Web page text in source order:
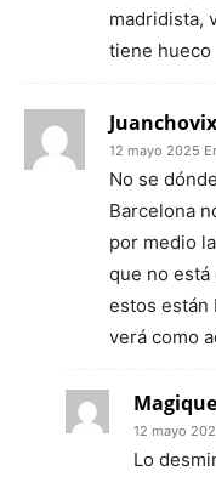
madridista,
tiene hueco
Juanchovix
12 mayo 2025
No se
Barcelona
por medio
que no está
estos están
verá como
12 mayo
Lo